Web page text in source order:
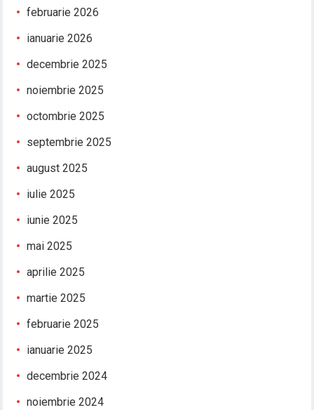
februarie 2026
ianuarie 2026
decembrie 2025
noiembrie 2025
octombrie 2025
septembrie 2025
august 2025
iulie 2025
iunie 2025
mai 2025
aprilie 2025
martie 2025
februarie 2025
ianuarie 2025
decembrie 2024
noiembrie 2024